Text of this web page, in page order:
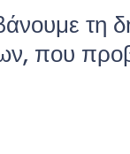
τη
που